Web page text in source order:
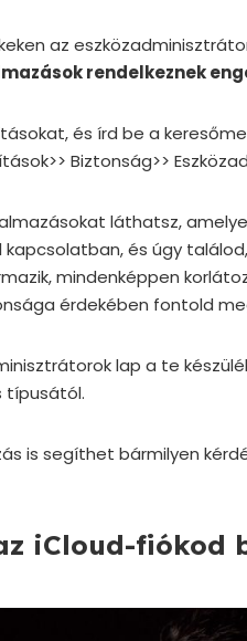
az
rendelkeznek
és írd be a
Biztonság>>
láthatsz,
és úgy
mindenképpen
érdekében fontold
lap a te
típusától.
is segíthet bármilyen
iCloud-fiókod